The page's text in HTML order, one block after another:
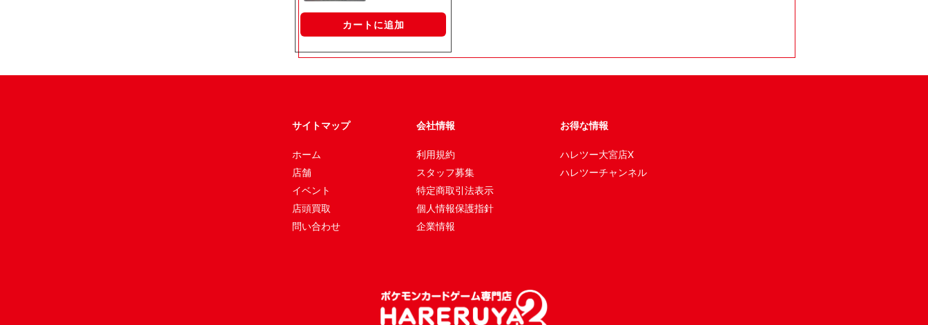
カートに追加
サイトマップ
ホーム
店舗
イベント
店頭買取
問い合わせ
会社情報
利用規約
スタッフ募集
特定商取引法表示
個人情報保護指針
企業情報
お得な情報
ハレツー大宮店X
ハレツーチャンネル